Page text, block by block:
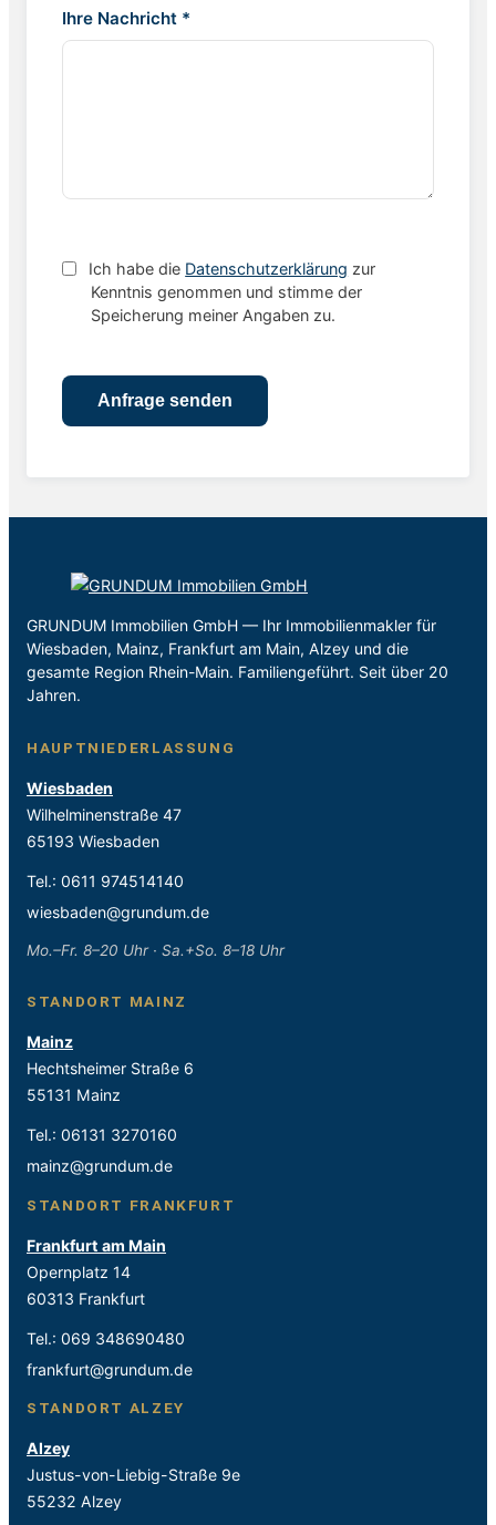
Ihre Nachricht *
Ich habe die Datenschutzerklärung zur
Kenntnis genommen und stimme der
Speicherung meiner Angaben zu.
GRUNDUM Immobilien GmbH — Ihr Immobilienmakler für
Wiesbaden, Mainz, Frankfurt am Main, Alzey und die
gesamte Region Rhein-Main. Familiengeführt. Seit über 20
Jahren.
HAUPTNIEDERLASSUNG
Wiesbaden
Wilhelminenstraße 47
65193 Wiesbaden
Tel.: 0611 974514140
wiesbaden@grundum.de
Mo.–Fr. 8–20 Uhr · Sa.+So. 8–18 Uhr
STANDORT MAINZ
Mainz
Hechtsheimer Straße 6
55131 Mainz
Tel.: 06131 3270160
mainz@grundum.de
STANDORT FRANKFURT
Frankfurt am Main
Opernplatz 14
60313 Frankfurt
Tel.: 069 348690480
frankfurt@grundum.de
STANDORT ALZEY
Alzey
Justus-von-Liebig-Straße 9e
55232 Alzey